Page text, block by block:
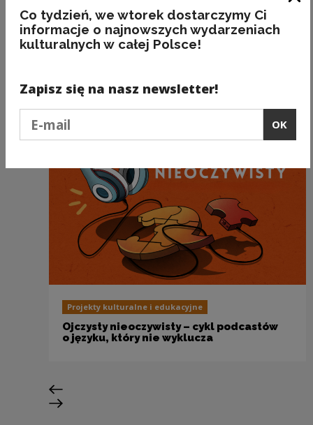
Posłuchaj podcastu
Recommended
Projekty kulturalne i edukacyjne
Ojczysty nieoczywisty – cykl podcastów
o języku, który nie wyklucza
Previous slide
Next slide
Co tydzień, we wtorek dostarczymy Ci
informacje o najnowszych wydarzeniach
kulturalnych w całej Polsce!
Zapisz się na nasz newsletter!
OK